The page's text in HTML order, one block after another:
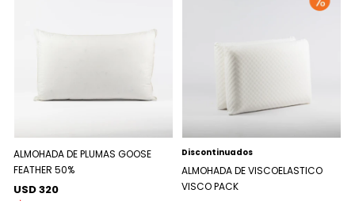
ALMOHADA DE PLUMAS GOOSE
FEATHER 50%
USD 320
Discontinuados
ALMOHADA DE VISCOELASTICO
VISCO PACK